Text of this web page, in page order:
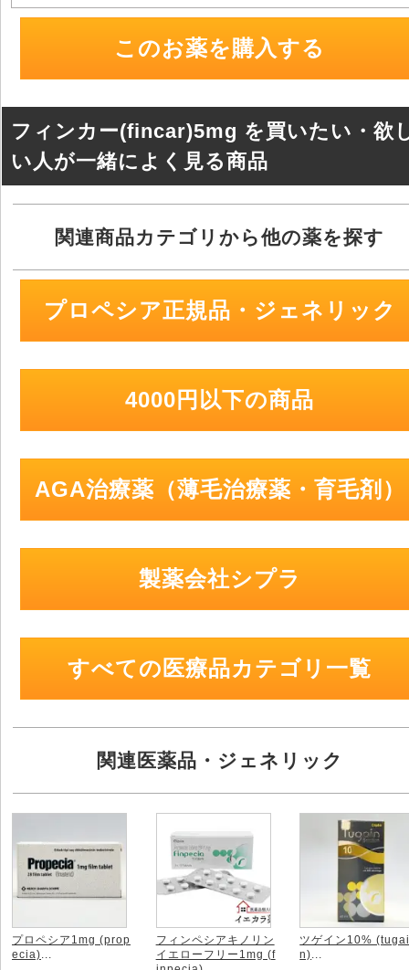
このお薬を購入する
フィンカー(fincar)5mg を買いたい・欲
い人が一緒によく見る商品
関連商品カテゴリから他の薬を探す
プロペシア正規品・ジェネリック
4000円以下の商品
AGA治療薬（薄毛治療薬・育毛剤）
製薬会社シプラ
すべての医療品カテゴリ一覧
関連医薬品・ジェネリック
プロペシア1mg (prop
ecia)
フィンペシアキノリン
イエローフリー1mg (f
ツゲイン10%
n)